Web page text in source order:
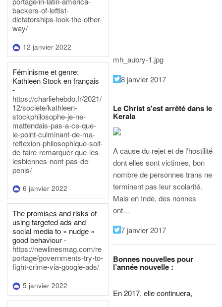
backers-of-leftist-
dictatorships-look-the-other-
way/
12 janvier 2022
Féminisme et genre:
Kathleen Stock en français
-
https://charliehebdo.fr/2021/
12/societe/kathleen-
stockphilosophe-je-ne-
mattendais-pas-a-ce-que-
le-point-culminant-de-ma-
reflexion-philosophique-soit-
de-faire-remarquer-que-les-
lesbiennes-nont-pas-de-
penis/
6 janvier 2022
The promises and risks of
using targeted ads and
social media to « nudge »
good behaviour -
https://newlinesmag.com/re
portage/governments-try-to-
fight-crime-via-google-ads/
5 janvier 2022
mh_aubry-1.jpg
8 janvier 2017
Le Christ s'est arrêté dans le
Kerala
A cause du rejet et de l’hostilité
dont elles sont victimes, bon
nombre de personnes trans ne
terminent pas leur scolarité.
Mais en Inde, des nonnes
ont…
7 janvier 2017
Bonnes nouvelles pour
l’année nouvelle :
En 2017, elle continuera,